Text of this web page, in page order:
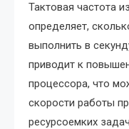
Тактовая частота
определяет,
выполнить в
приводит к
процессора, что
скорости работы
ресурсоемких